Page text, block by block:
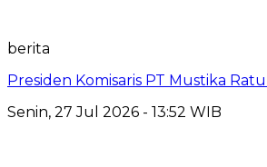
berita
Presiden Komisaris PT Mustika
Senin, 27 Jul 2026 - 13:52 WIB